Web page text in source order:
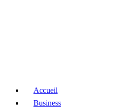
Accueil
Business